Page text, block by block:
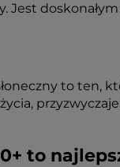
Jest
to ten,
to